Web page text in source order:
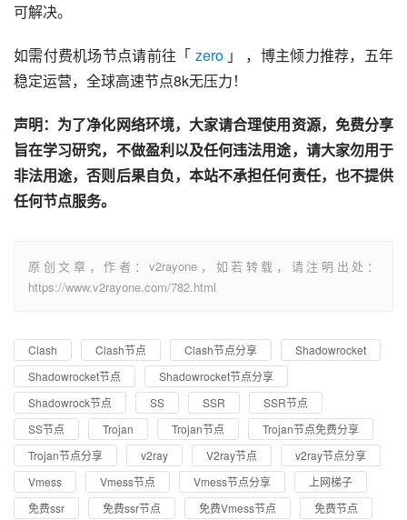
可解决。
如需付费机场节点请前往「 zero 」 ，博主倾力推荐，五年
稳定运营，全球高速节点8k无压力！
声明：为了净化网络环境，大家请合理使用资源，免费分享
旨在学习研究，不做盈利以及任何违法用途，请大家勿用于
非法用途，否则后果自负，本站不承担任何责任，也不提供
任何节点服务。
原创文章，作者：v2rayone，如若转载，请注明出处：
https://www.v2rayone.com/782.html
Clash Clash节点 Clash节点分享
Shadowrocket
Shadowrocket节点
Shadowrocket节点分享
Shadowrock节点
SS SSR
SSR节点
SS节点
Trojan Trojan节点
Trojan节点免费分享
Trojan节点分享
v2ray V2ray节点
v2ray节点分享
Vmess
Vmess节点 Vmess节点分享
上网梯子
免费ssr
免费ssr节点 免费Vmess节点
免费节点